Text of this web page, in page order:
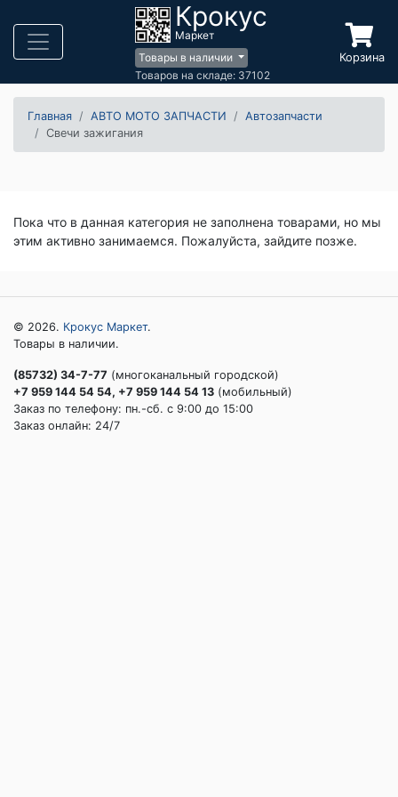
Крокус
Маркет
Товары в наличии
Товаров на складе: 37102
Корзина
Главная АВТО МОТО ЗАПЧАСТИ
Автозапчасти
Свечи зажигания
Пока что в данная категория не заполнена товарами, но мы
этим активно занимаемся. Пожалуйста, зайдите позже.
© 2026. Крокус Маркет.
Товары в наличии.
(85732) 34-7-77 (многоканальный городской)
+7 959 144 54 54, +7 959 144 54 13 (мобильный)
Заказ по телефону: пн.-сб. c 9:00 до 15:00
Заказ онлайн: 24/7